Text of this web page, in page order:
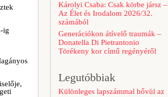
ig
Károlyi Csaba: Csak körbe jársz –
Az Élet és Irodalom 2026/32.
számából
Generációkon átívelő traumák –
Donatella Di Pietrantonio
Törékeny kor című regényéről
Legutóbbiak
Különleges lapszámmal bővül az